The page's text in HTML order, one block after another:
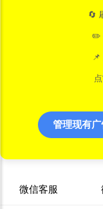
🔄
✏️
管理现有广
微信客服